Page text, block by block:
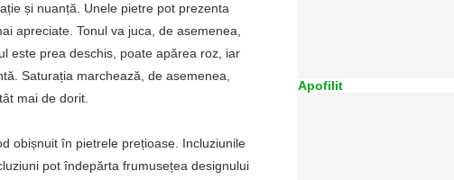
și nuanță. Unele pietre pot prezenta
apreciate. Tonul va juca, de asemenea,
este prea deschis, poate apărea roz, iar
Saturația marchează, de asemenea,
mai de dorit.
obișnuit în pietrele prețioase. Incluziunile
pot îndepărta frumusețea designului
Apofilit